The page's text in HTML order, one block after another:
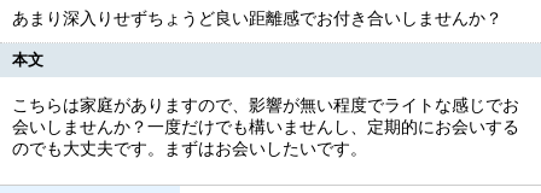
あまり深入りせずちょうど良い距離感でお付き合いしませんか？
本文
こちらは家庭がありますので、影響が無い程度でライトな感じでお
会いしませんか？一度だけでも構いませんし、定期的にお会いする
のでも大丈夫です。まずはお会いしたいです。